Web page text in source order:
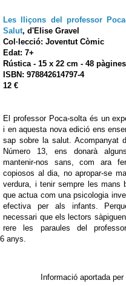
Les lliçons del professor
Salut, d'Elise Gravel
Col·lecció: Joventut Còmic
Edat: 7+
Rústica - 15 x 22 cm - 48
ISBN: 978842614797-4
12 €
El professor Poca-solta és un
i en aquesta nova edició ens
sap sobre la salut. Acompanyat
Número 13, ens donarà
mantenir-nos sans, com ara
copiosos al dia, no apropar-se
verdura, i tenir sempre les mans
que actua com una psicologia
efectiva per als infants.
necessari que els lectors
rere les paraules del
anys.
Informació aportada per